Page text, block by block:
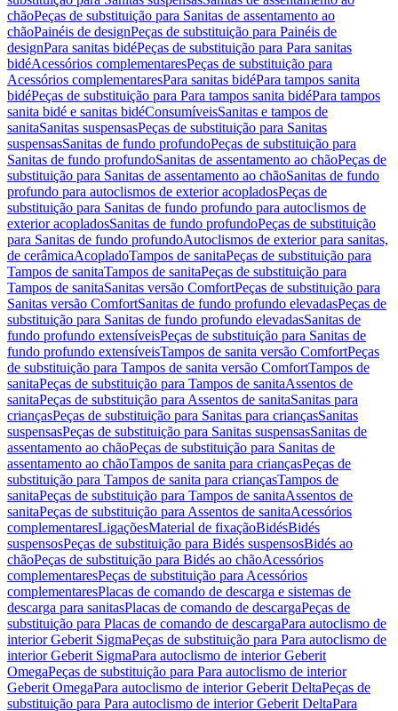
chãoPeças de substituição para Sanitas de assentamento ao
chãoPainéis de designPeças de substituição para Painéis de
designPara sanitas bidéPeças de substituição para Para sanitas
bidéAcessórios complementaresPeças de substituição para
Acessórios complementaresPara sanitas bidéPara tampos sanita
bidéPeças de substituição para Para tampos sanita bidéPara tampos
sanita bidé e sanitas bidéConsumíveisSanitas e tampos de
sanitaSanitas suspensasPeças de substituição para Sanitas
suspensasSanitas de fundo profundoPeças de substituição para
Sanitas de fundo profundoSanitas de assentamento ao chãoPeças de
substituição para Sanitas de assentamento ao chãoSanitas de fundo
profundo para autoclismos de exterior acopladosPeças de
substituição para Sanitas de fundo profundo para autoclismos de
exterior acopladosSanitas de fundo profundoPeças de substituição
para Sanitas de fundo profundoAutoclismos de exterior para sanitas,
de cerâmicaAcopladoTampos de sanitaPeças de substituição para
Tampos de sanitaTampos de sanitaPeças de substituição para
Tampos de sanitaSanitas versão ComfortPeças de substituição para
Sanitas versão ComfortSanitas de fundo profundo elevadasPeças de
substituição para Sanitas de fundo profundo elevadasSanitas de
fundo profundo extensíveisPeças de substituição para Sanitas de
fundo profundo extensíveisTampos de sanita versão ComfortPeças
de substituição para Tampos de sanita versão ComfortTampos de
sanitaPeças de substituição para Tampos de sanitaAssentos de
sanitaPeças de substituição para Assentos de sanitaSanitas para
criançasPeças de substituição para Sanitas para criançasSanitas
suspensasPeças de substituição para Sanitas suspensasSanitas de
assentamento ao chãoPeças de substituição para Sanitas de
assentamento ao chãoTampos de sanita para criançasPeças de
substituição para Tampos de sanita para criançasTampos de
sanitaPeças de substituição para Tampos de sanitaAssentos de
sanitaPeças de substituição para Assentos de sanitaAcessórios
complementaresLigaçõesMaterial de fixaçãoBidésBidés
suspensosPeças de substituição para Bidés suspensosBidés ao
chãoPeças de substituição para Bidés ao chãoAcessórios
complementaresPeças de substituição para Acessórios
complementaresPlacas de comando de descarga e sistemas de
descarga para sanitasPlacas de comando de descargaPeças de
substituição para Placas de comando de descargaPara autoclismo de
interior Geberit SigmaPeças de substituição para Para autoclismo de
interior Geberit SigmaPara autoclismo de interior Geberit
OmegaPeças de substituição para Para autoclismo de interior
Geberit OmegaPara autoclismo de interior Geberit DeltaPeças de
substituição para Para autoclismo de interior Geberit DeltaPara